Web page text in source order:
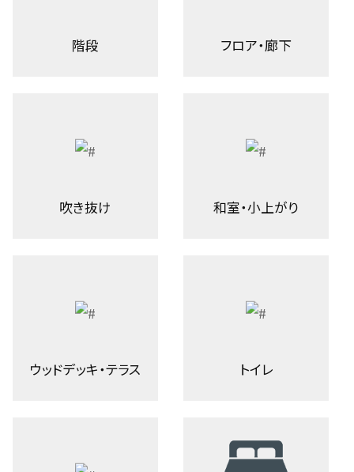
階段 フロア・廊下
吹き抜け 和室・小上がり
ウッドデッキ・テラス トイレ